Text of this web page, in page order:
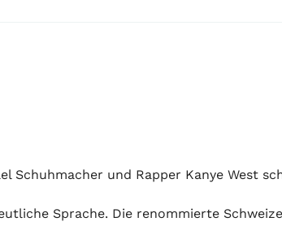
Schuhmacher und Rapper Kanye West
Sprache. Die renommierte